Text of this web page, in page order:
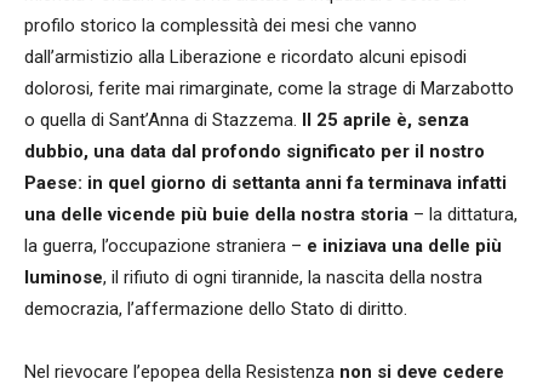
profilo storico la complessità dei mesi che vanno
dall’armistizio alla Liberazione e ricordato alcuni episodi
dolorosi, ferite mai rimarginate, come la strage di Marzabotto
o quella di Sant’Anna di Stazzema. Il 25 aprile è, senza
dubbio, una data dal profondo significato per il nostro
Paese: in quel giorno di settanta anni fa terminava infatti
una delle vicende più buie della nostra storia – la dittatura,
la guerra, l’occupazione straniera – e iniziava una delle più
luminose, il rifiuto di ogni tirannide, la nascita della nostra
democrazia, l’affermazione dello Stato di diritto.
Nel rievocare l’epopea della Resistenza non si deve cedere